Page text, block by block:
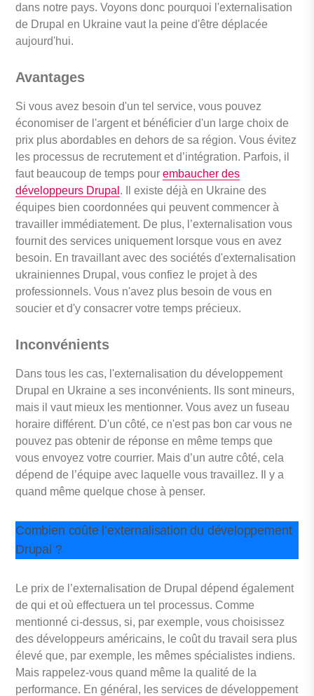
dans notre pays. Voyons donc pourquoi l'externalisation
de Drupal en Ukraine vaut la peine d'être déplacée
aujourd'hui.
Avantages
Si vous avez besoin d'un tel service, vous pouvez
économiser de l'argent et bénéficier d'un large choix de
prix plus abordables en dehors de sa région. Vous évitez
les processus de recrutement et d’intégration. Parfois, il
faut beaucoup de temps pour embaucher des
développeurs Drupal . Il existe déjà en Ukraine des
équipes bien coordonnées qui peuvent commencer à
travailler immédiatement. De plus, l’externalisation vous
fournit des services uniquement lorsque vous en avez
besoin. En travaillant avec des sociétés d'externalisation
ukrainiennes Drupal, vous confiez le projet à des
professionnels. Vous n'avez plus besoin de vous en
soucier et d'y consacrer votre temps précieux.
Inconvénients
Dans tous les cas, l'externalisation du développement
Drupal en Ukraine a ses inconvénients. Ils sont mineurs,
mais il vaut mieux les mentionner. Vous avez un fuseau
horaire différent. D'un côté, ce n'est pas bon car vous ne
pouvez pas obtenir de réponse en même temps que
vous envoyez votre courrier. Mais d’un autre côté, cela
dépend de l’équipe avec laquelle vous travaillez. Il y a
quand même quelque chose à penser.
Combien coûte l’externalisation du développement
Drupal ?
Le prix de l’externalisation de Drupal dépend également
de qui et où effectuera un tel processus. Comme
mentionné ci-dessus, si, par exemple, vous choisissez
des développeurs américains, le coût du travail sera plus
élevé que, par exemple, les mêmes spécialistes indiens.
Mais rappelez-vous quand même la qualité de la
performance. En général, les services de développement